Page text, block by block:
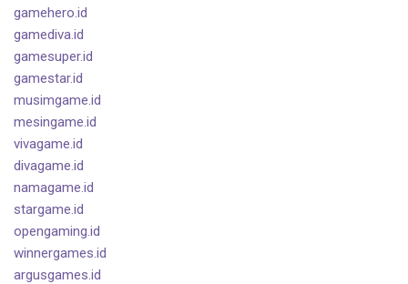
gamehero.id
gamediva.id
gamesuper.id
gamestar.id
musimgame.id
mesingame.id
vivagame.id
divagame.id
namagame.id
stargame.id
opengaming.id
winnergames.id
argusgames.id